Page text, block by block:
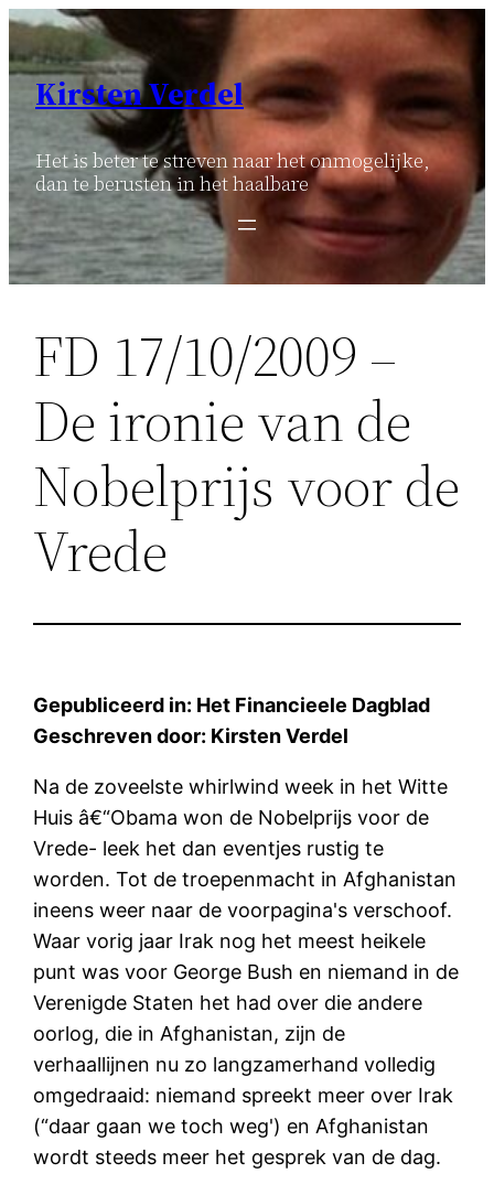
Ga
naar
inhoud
Kirsten Verdel
Het is beter te streven naar het onmogelijke,
dan te berusten in het haalbare
FD 17/10/2009 –
De ironie van de
Nobelprijs voor de
Vrede
Gepubliceerd in: Het Financieele Dagblad
Geschreven door: Kirsten Verdel
Na de zoveelste whirlwind week in het Witte
Huis â€“Obama won de Nobelprijs voor de
Vrede- leek het dan eventjes rustig te
worden. Tot de troepenmacht in Afghanistan
ineens weer naar de voorpagina's verschoof.
Waar vorig jaar Irak nog het meest heikele
punt was voor George Bush en niemand in de
Verenigde Staten het had over die andere
oorlog, die in Afghanistan, zijn de
verhaallijnen nu zo langzamerhand volledig
omgedraaid: niemand spreekt meer over Irak
(“daar gaan we toch weg') en Afghanistan
wordt steeds meer het gesprek van de dag.